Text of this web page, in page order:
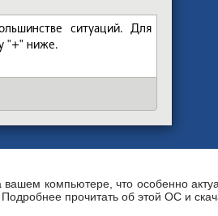
вашем компьютере, что особенно
прочитать об этой ОС и